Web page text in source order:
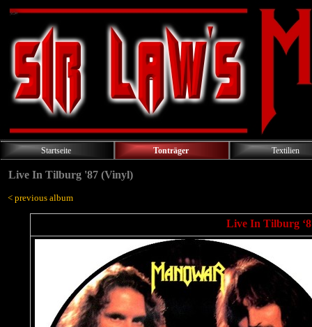
Startseite Tonträger Textilien
Live In Tilburg '87 (Vinyl)
< previous album
Live In Tilburg